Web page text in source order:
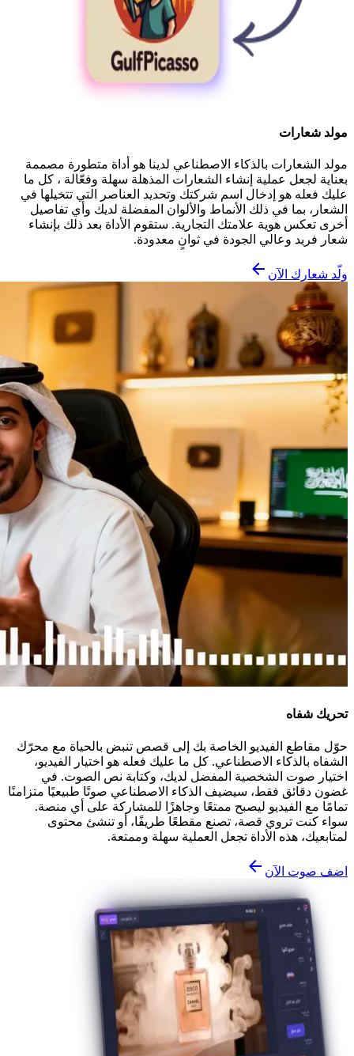
مولد شعارات
مولد الشعارات بالذكاء الاصطناعي لدينا هو أداة متطورة مصممة
بعناية لجعل عملية إنشاء الشعارات المذهلة سهلة وفعّالة ، كل ما
عليك فعله هو إدخال اسم شركتك وتحديد العناصر التي تتخيلها في
الشعار، بما في ذلك الأنماط والألوان المفضلة لديك وأي تفاصيل
أخرى تعكس هوية علامتك التجارية. ستقوم الأداة بعد ذلك بإنشاء
شعار فريد وعالي الجودة في ثوانٍ معدودة.
ولّد شعارك الآن
تحريك شفاه
حوّل مقاطع الفيديو الخاصة بك إلى قصص تنبض بالحياة مع محرّك
الشفاه بالذكاء الاصطناعي. كل ما عليك فعله هو اختيار الفيديو،
اختيار صوت الشخصية المفضل لديك، وكتابة نص الصوت. في
غضون دقائق فقط، سيضيف الذكاء الاصطناعي صوتًا طبيعيًا متزامنًا
تمامًا مع الفيديو ليصبح ممتعًا وجاهزًا للمشاركة على أي منصة.
سواء كنت تروي قصة، تصنع مقطعًا طريفًا، أو تنشئ محتوى
لمتابعيك، هذه الأداة تجعل العملية سهلة وممتعة.
اضف صوت الآن